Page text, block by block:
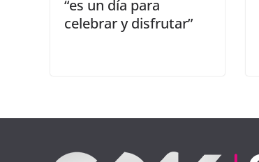
“es un día para
celebrar y disfrutar”